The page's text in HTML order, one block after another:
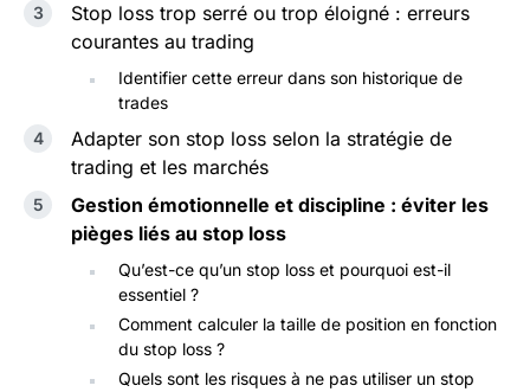
Stop loss trop serré ou trop éloigné : erreurs
courantes au trading
Identifier cette erreur dans son historique de
trades
Adapter son stop loss selon la stratégie de
trading et les marchés
Gestion émotionnelle et discipline : éviter les
pièges liés au stop loss
Qu’est-ce qu’un stop loss et pourquoi est-il
essentiel ?
Comment calculer la taille de position en fonction
du stop loss ?
Quels sont les risques à ne pas utiliser un stop